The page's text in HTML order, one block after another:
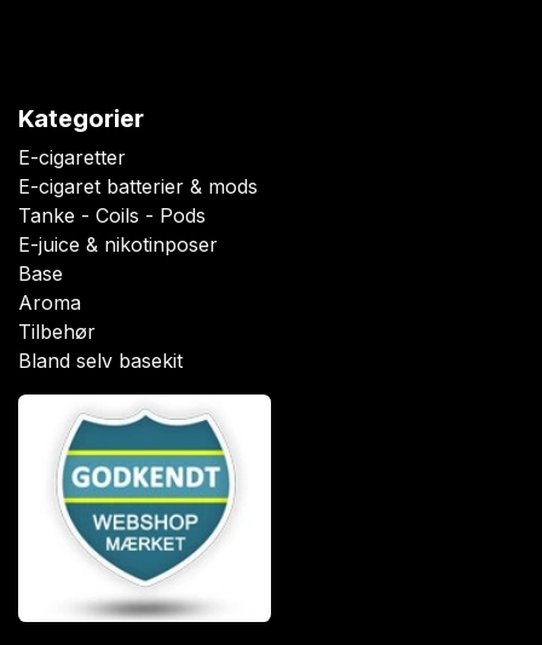
Kategorier
E-cigaretter
E-cigaret batterier & mods
Tanke - Coils - Pods
E-juice & nikotinposer
Base
Aroma
Tilbehør
Bland selv basekit